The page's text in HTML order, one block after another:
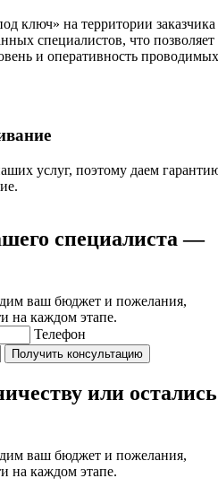
ключ» на территории заказчика
специалистов, что позволяет
и оперативность проводимых
услуг, поэтому даем
специалиста —
ваш бюджет и пожелания,
на каждом этапе.
Телефон
Получить консультацию
или остались
ваш бюджет и пожелания,
на каждом этапе.